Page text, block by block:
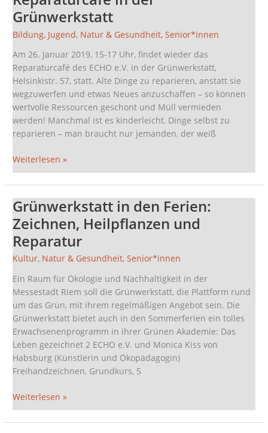
Grünwerkstatt
Bildung, Jugend, Natur & Gesundheit,Senior*innen
Am 26. Januar 2019, 15-17 Uhr, findet wieder das
Reparaturcafé des ECHO e.V. in der Grünwerkstatt,
Helsinkistr. 57, statt. Alte Dinge zu reparieren, anstatt sie
wegzuwerfen und etwas Neues anzuschaffen – so können
wertvolle Ressourcen geschont und Müll vermieden
werden! Manchmal ist es kinderleicht, Dinge selbst zu
reparieren – man braucht nur jemanden, der weiß
in
der
Grünwerkstatt
Weiterlesen »
Grünwerkstatt in den Ferien:
Zeichnen, Heilpflanzen und
Reparatur
Kultur, Natur & Gesundheit,Senior*innen
Ein Raum für Ökologie und Nachhaltigkeit in der
Messestadt Riem soll die Grünwerkstatt, die Plattform rund
um das Grün, mit ihrem regelmäßigen Angebot sein. Die
Grünwerkstatt bietet auch in den Sommerferien ein tolles
Erwachsenenprogramm in ihrer Grünen Akademie: Das
Leben gezeichnet 2 ECHO e.V. und Monica Kiss von
Habsburg (Künstlerin und Ökopädagogin)
Freihandzeichnen, Grundkurs, 5
Grünwerkstatt
in
den
Ferien:
Zeichnen,
und
Reparatur
Weiterlesen »